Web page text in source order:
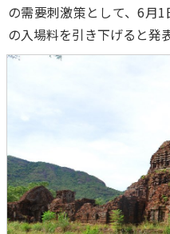
の需要刺激策として、6月
の入場料を引き下げると発